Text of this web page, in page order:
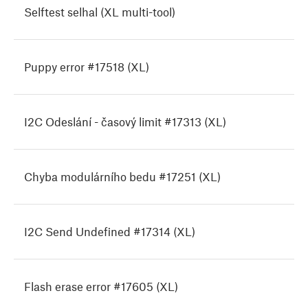
Selftest selhal (XL multi-tool)
Puppy error #17518 (XL)
I2C Odeslání - časový limit #17313 (XL)
Chyba modulárního bedu #17251 (XL)
I2C Send Undefined #17314 (XL)
Flash erase error #17605 (XL)